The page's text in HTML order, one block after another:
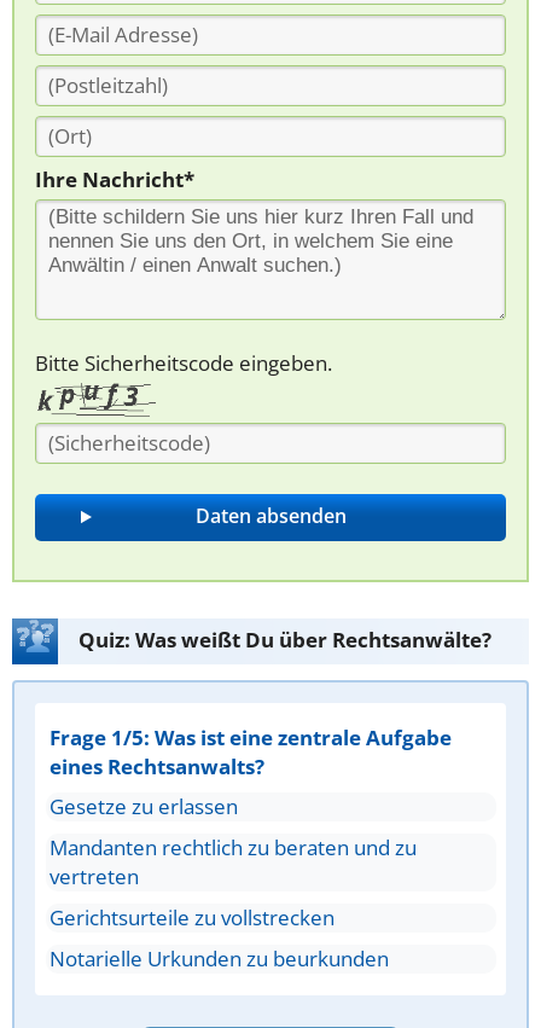
Ihre Nachricht*
Bitte Sicherheitscode eingeben.
Quiz: Was weißt Du über Rechtsanwälte?
Frage 1/5: Was ist eine zentrale Aufgabe
eines Rechtsanwalts?
Gesetze zu erlassen
Mandanten rechtlich zu beraten und zu
vertreten
Gerichtsurteile zu vollstrecken
Notarielle Urkunden zu beurkunden